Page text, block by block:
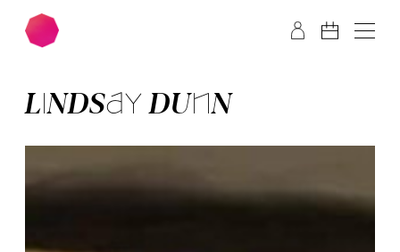
Zum Hauptinhalt springen Zum Footer springen
LIND­SAY DUNN